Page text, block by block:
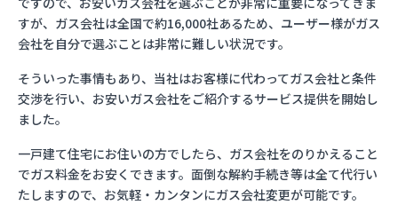
すが、ガス会社は全国で約16,000社あるため、ユーザー様がガス
会社を自分で選ぶことは非常に難しい状況です。
そういった事情もあり、当社はお客様に代わってガス会社と条件
交渉を行い、お安いガス会社をご紹介するサービス提供を開始し
ました。
一戸建て住宅にお住いの方でしたら、ガス会社をのりかえること
でガス料金をお安くできます。面倒な解約手続き等は全て代行い
たしますので、お気軽・カンタンにガス会社変更が可能です。